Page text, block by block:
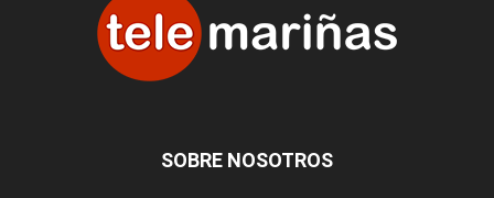
SOBRE NOSOTROS